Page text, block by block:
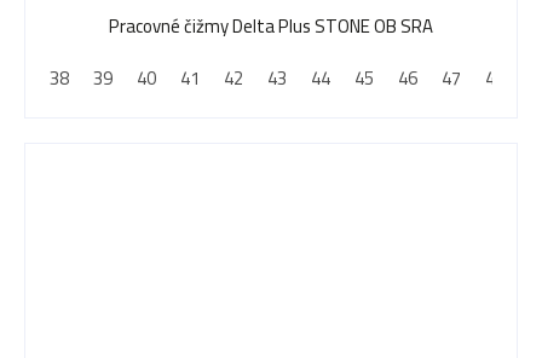
5
Pracovné čižmy Delta Plus STONE OB SRA
38
39 40 41 42 43 44 45 46 47 48